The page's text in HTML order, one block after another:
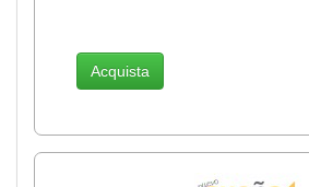
Acquista